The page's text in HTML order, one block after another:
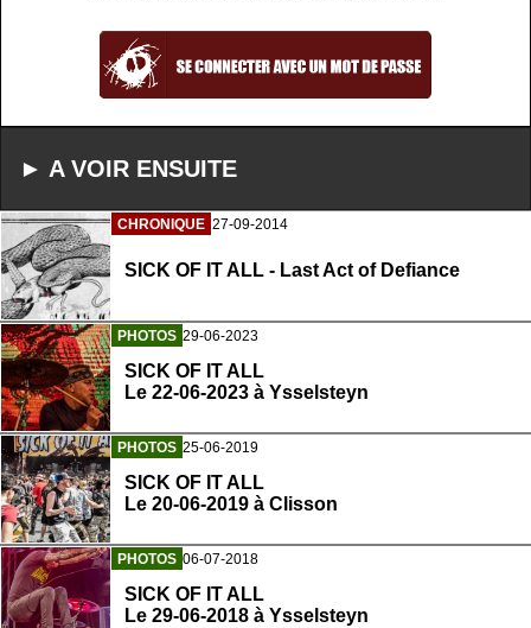
► A VOIR ENSUITE
CHRONIQUE 27-09-2014
SICK OF IT ALL - Last Act of Defiance
PHOTOS 29-06-2023
SICK OF IT ALL
Le 22-06-2023 à Ysselsteyn
PHOTOS 25-06-2019
SICK OF IT ALL
Le 20-06-2019 à Clisson
PHOTOS 06-07-2018
SICK OF IT ALL
Le 29-06-2018 à Ysselsteyn